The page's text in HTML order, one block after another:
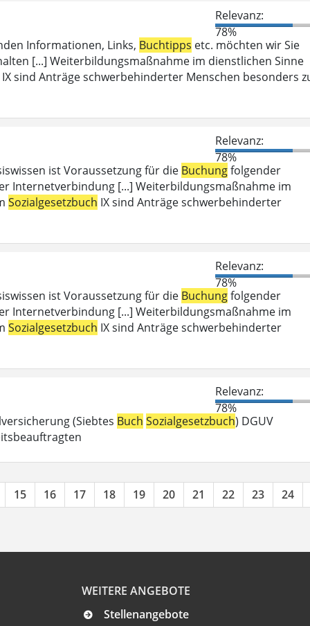
Relevanz:
78%
Informationen, Links, Buchtipps etc. möchten wir Sie
[...] Weiterbildungsmaßnahme im dienstlichen Sinne
IX sind Anträge schwerbehinderter Menschen besonders
Relevanz:
78%
ist Voraussetzung für die Buchungfolgender
Internetverbindung [...] Weiterbildungsmaßnahme im
Sozialgesetzbuch IX sind Anträge schwerbehinderter
Relevanz:
78%
ist Voraussetzung für die Buchungfolgender
Internetverbindung [...] Weiterbildungsmaßnahme im
Sozialgesetzbuch IX sind Anträge schwerbehinderter
Relevanz:
78%
(Siebtes Buch Sozialgesetzbuch) DGUV
15 16 17 18 19 20 21 22 23 24
WEITERE ANGEBOTE
Stellenangebote